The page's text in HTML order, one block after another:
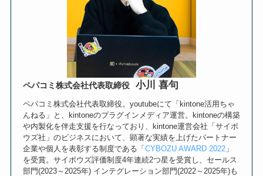
ペパコミ株式会社代表取締役 小川 喜句
ペパコミ株式会社代表取締役。youtubeにて「kintone活用ちゃ
んねる」と、kintoneのプラグインメディア運営。kintoneの構築
や内製化を伴走支援を行なっており、kintone運営会社「サイボ
ウズ社」のビジネスにおいて、顕著な実績を上げたパートナー
企業や個人を表彰する制度である「 CYBOZU AWARD 2022」
を受賞。サイボウズ評価制度4年連続2つ星を受賞し、セールス
部門(2023～2025年) インテグレーション部門(2022～2025年)も